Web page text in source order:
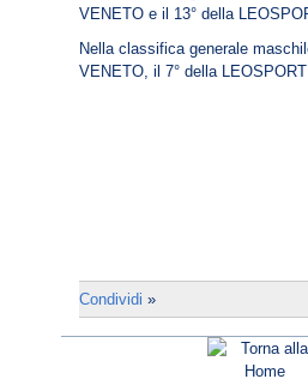
VENETO e il 13° della
Nella classifica generale
VENETO, il 7° della
Condividi »